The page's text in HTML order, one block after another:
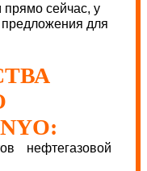
прямо сейчас, у
предложения для
нефтегазовой